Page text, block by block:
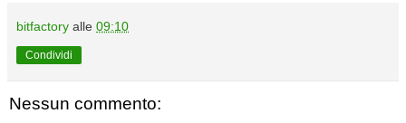
bitfactory alle 09:10
Condividi
Nessun commento: